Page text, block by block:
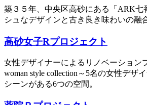
築３５年、中央区高砂にある「ARK七
シュなデザインと古き良き味わいの融
高砂女子Rプロジェクト
女性デザイナーによるリノベーション
woman style collection～5名の女性デザ
シーンがある6つの空間。